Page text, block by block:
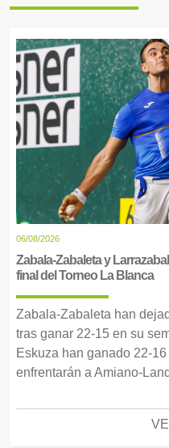
06/08/2026
Zabala-Zabaleta y
final del Torneo La Blanca
Zabala-Zabaleta han
tras ganar 22-15 en su
Eskuza han ganado 22-
enfrentarán a Amiano-